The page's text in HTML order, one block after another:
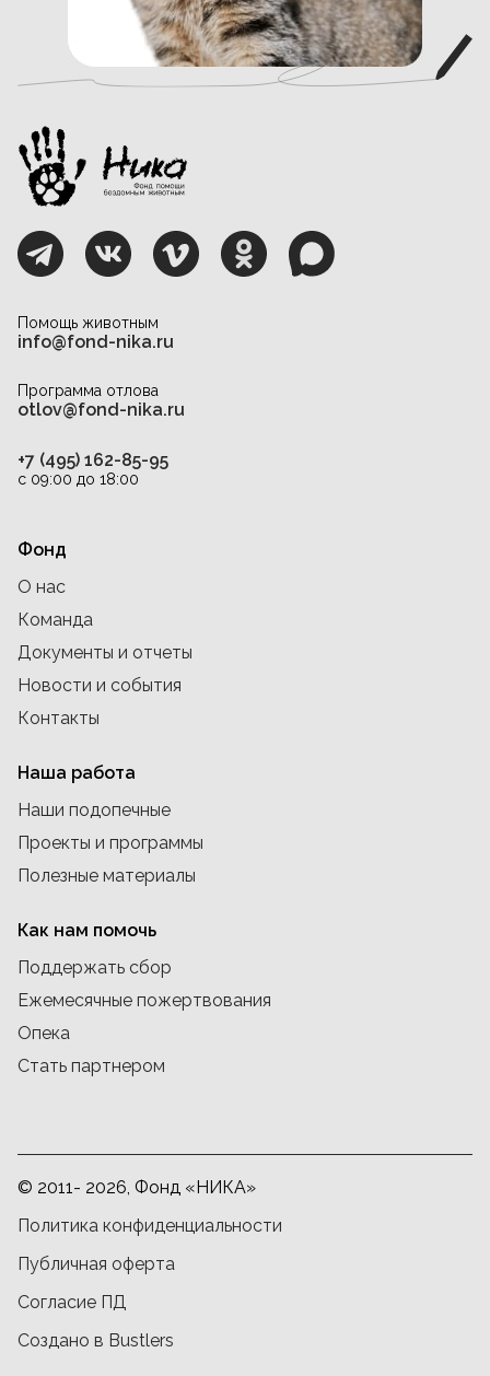
Помощь животным
info@fond-nika.ru
Программа отлова
otlov@fond-nika.ru
+7 (495) 162-85-95
с 09:00 до 18:00
Фонд
О нас
Команда
Документы и отчеты
Новости и события
Контакты
Наша работа
Наши подопечные
Проекты и программы
Полезные материалы
Как нам помочь
Поддержать сбор
Ежемесячные пожертвования
Опека
Стать партнером
© 2011- 2026, Фонд «НИКА»
Политика конфиденциальности
Публичная оферта
Согласие ПД
Создано в Bustlers